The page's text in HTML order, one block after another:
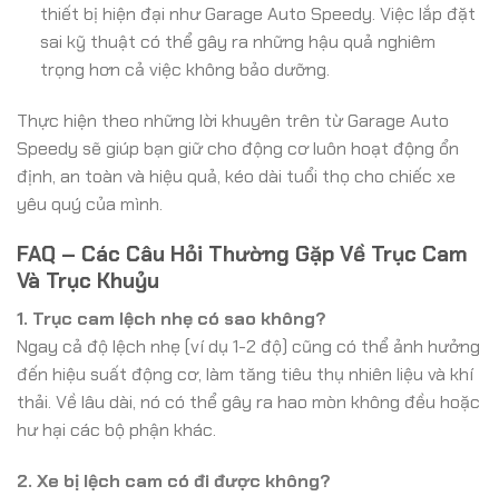
thiết bị hiện đại như Garage Auto Speedy. Việc lắp đặt
sai kỹ thuật có thể gây ra những hậu quả nghiêm
trọng hơn cả việc không bảo dưỡng.
Thực hiện theo những lời khuyên trên từ Garage Auto
Speedy sẽ giúp bạn giữ cho động cơ luôn hoạt động ổn
định, an toàn và hiệu quả, kéo dài tuổi thọ cho chiếc xe
yêu quý của mình.
FAQ – Các Câu Hỏi Thường Gặp Về Trục Cam
Và Trục Khuỷu
1. Trục cam lệch nhẹ có sao không?
Ngay cả độ lệch nhẹ (ví dụ 1-2 độ) cũng có thể ảnh hưởng
đến hiệu suất động cơ, làm tăng tiêu thụ nhiên liệu và khí
thải. Về lâu dài, nó có thể gây ra hao mòn không đều hoặc
hư hại các bộ phận khác.
2. Xe bị lệch cam có đi được không?